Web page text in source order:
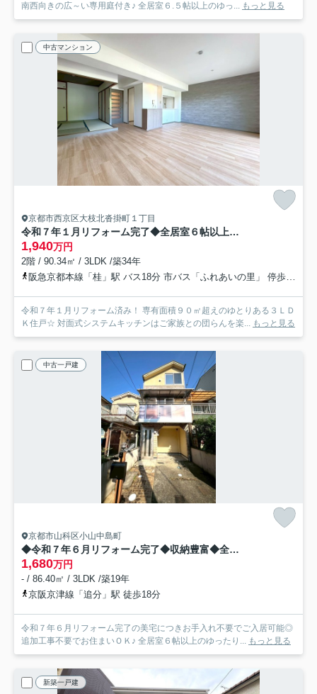
南西向きの広～い専用庭付き♪ 全居室６.５帖以上のゆっ... もっと見る
中古マンション
京都市西京区大枝北沓掛町１丁目
令和７年１月リフォーム完了◆全居室６帖以上の３ＬＤＫ◆収納充実◆サンシティ桂坂ロイヤル３番館
1,940万円
2階 / 90.34㎡ / 3LDK /築34年
阪急京都本線「桂」駅 バス18分 市バス「ふれあいの里」 停歩2分
令和７年１月リフォーム済み！ 専有面積９０㎡超えのゆとりある３ＬＤ
Ｋ住戸☆ 対面式システムキッチンはご家族との団らんを楽... もっと見る
中古一戸建
京都市山科区小山中島町
◆令和７年６月リフォーム完了◆収納豊富◆全居室６帖以上◆山科区小山中島町
1,680万円
- / 86.40㎡ / 3LDK /築19年
京阪京津線「追分」駅 徒歩18分
令和７年６月リフォーム完了の美宅につきお手入れ不要でご入居可能◎
追加工事不要でお住まいＯＫ♪ 全居室６帖以上のゆったり... もっと見る
新築一戸建